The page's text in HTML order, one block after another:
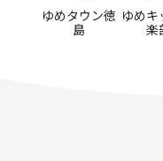
ゆめタウン徳
島
ゆめキ
楽